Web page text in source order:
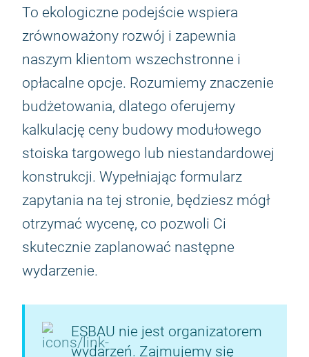
To ekologiczne podejście wspiera
zrównoważony rozwój i zapewnia
naszym klientom wszechstronne i
opłacalne opcje. Rozumiemy znaczenie
budżetowania, dlatego oferujemy
kalkulację ceny budowy modułowego
stoiska targowego lub niestandardowej
konstrukcji. Wypełniając formularz
zapytania na tej stronie, będziesz mógł
otrzymać wycenę, co pozwoli Ci
skutecznie zaplanować następne
wydarzenie.
ESBAU nie jest organizatorem
wydarzeń. Zajmujemy się